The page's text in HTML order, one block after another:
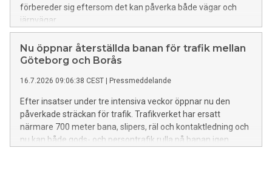
förbereder sig eftersom det kan påverka både vägar och
järnvägar.
Nu öppnar återställda banan för trafik mellan
Göteborg och Borås
16.7.2026 09:06:38 CEST Pressmeddelande
Efter insatser under tre intensiva veckor öppnar nu den
påverkade sträckan för trafik. Trafikverket har ersatt
närmare 700 meter bana, slipers, räl och kontaktledning och
nu kan både gods- och persontrafik rulla på banan igen.